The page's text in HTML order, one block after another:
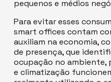
pequenos e médios
Para evitar esses
smart offices contam
auxiliam na economia,
de presença, que
ocupação no ambiente,
e climatização